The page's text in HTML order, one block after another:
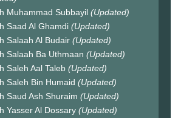
Muhammad Subbayil (Updated)
Saad Al Ghamdi (Updated)
Salaah Al Budair (Updated)
Salaah Ba Uthmaan (Updated)
Saleh Aal Taleb (Updated)
Saleh Bin Humaid (Updated)
Saud Ash Shuraim (Updated)
Yasser Al Dossary (Updated)